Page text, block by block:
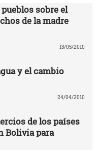
sobre el
de la madre
13/05/2010
y el cambio
24/04/2010
de los países
Bolivia para